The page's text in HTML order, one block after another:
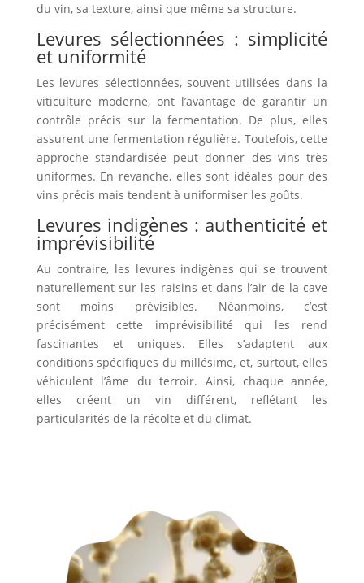
du vin, sa texture, ainsi que même sa structure.
Levures sélectionnées : simplicité
et uniformité
Les levures sélectionnées, souvent utilisées dans la
viticulture moderne, ont l’avantage de garantir un
contrôle précis sur la fermentation. De plus, elles
assurent une fermentation régulière. Toutefois, cette
approche standardisée peut donner des vins très
uniformes. En revanche, elles sont idéales pour des
vins précis mais tendent à uniformiser les goûts.
Levures indigènes : authenticité et
imprévisibilité
Au contraire, les levures indigènes qui se trouvent
naturellement sur les raisins et dans l’air de la cave
sont moins prévisibles. Néanmoins, c’est
précisément cette imprévisibilité qui les rend
fascinantes et uniques. Elles s’adaptent aux
conditions spécifiques du millésime, et, surtout, elles
véhiculent l’âme du terroir.Ainsi, chaque année,
elles créent un vin différent, reflétant les
particularités de la récolte et du climat.